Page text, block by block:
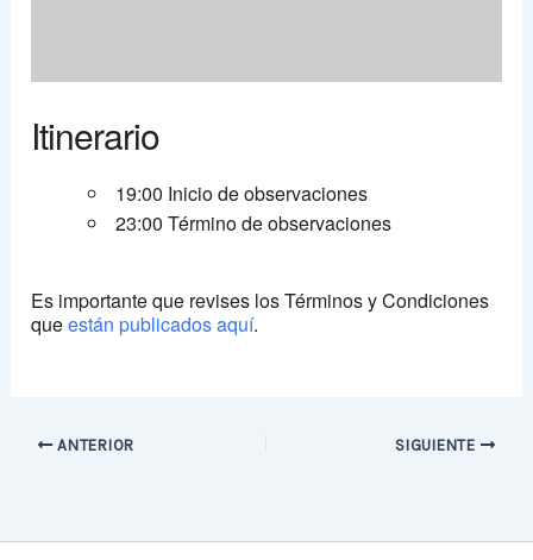
Itinerario
19:00 Inicio de observaciones
23:00 Término de observaciones
Es importante que revises los Términos y Condiciones
queestán publicados aquí.
ANTERIOR SIGUIENTE